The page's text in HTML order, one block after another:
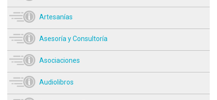
Artesanías
Asesoría y Consultoría
Asociaciones
Audiolibros